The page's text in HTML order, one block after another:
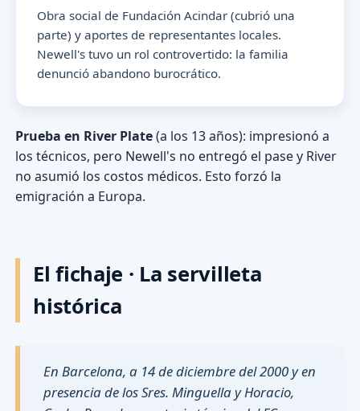
Obra social de Fundación Acindar (cubrió una
parte) y aportes de representantes locales.
Newell's tuvo un rol controvertido: la familia
denunció abandono burocrático.
Prueba en River Plate(a los 13 años): impresionó a
los técnicos, pero Newell's no entregó el pase y River
no asumió los costos médicos. Esto forzó la
emigración a Europa.
El fichaje · La servilleta
histórica
En Barcelona, a 14 de diciembre del 2000 y en
presencia de los Sres. Minguella y Horacio,